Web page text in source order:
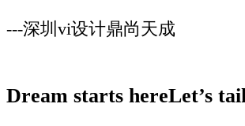
---深圳vi设计鼎尚天成
Dream starts hereLet’s